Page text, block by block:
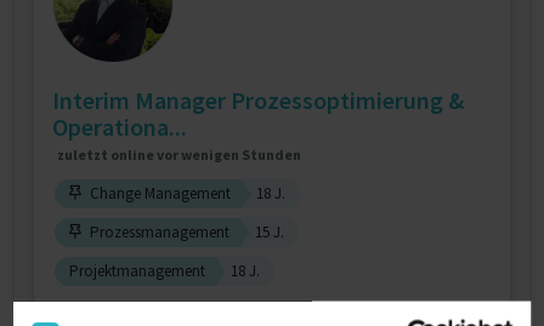
Interim Manager Prozessoptimierung &
Operationa...
zuletzt online vor wenigen Stunden
Change Management
18 J.
Prozessmanagement
15 J.
Projektmanagement
18 J.